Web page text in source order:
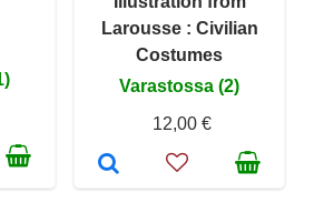
Larousse : Civilian
Costumes
Varastossa (2)
12,00 €